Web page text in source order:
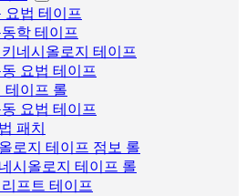
요법 테이프
학 테이프
네시올로지 테이프
요법 테이프
테이프 롤
요법 테이프
패치
로지 테이프 점보 롤
시올로지 테이프 롤
프트 테이프